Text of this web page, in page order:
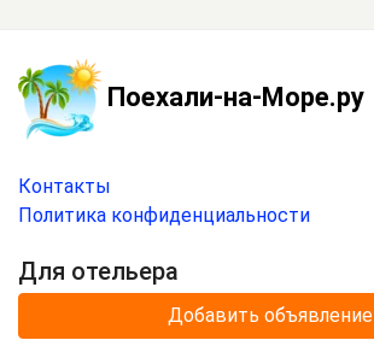
Поехали-на-Море.ру
Контакты
Политика конфиденциальности
Для отельера
Добавить объявление